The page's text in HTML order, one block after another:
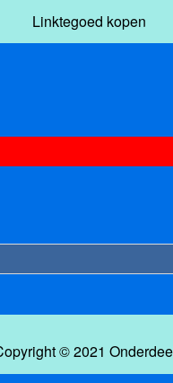
Linktegoed kopen
© 2021